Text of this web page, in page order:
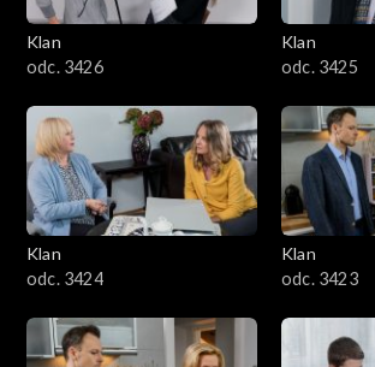
Klan
odc. 3426
Klan
odc. 3425
Klan
odc. 3424
Klan
odc. 3423